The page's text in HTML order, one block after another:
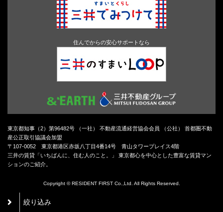
絞り込み
住んでからの安心サポートなら
東京都知事（2）第96482号 （一社） 不動産流通経営協会会員 （公社） 首都圏不動
産公正取引協議会加盟
〒107-0052 東京都港区赤坂八丁目4番14号 青山タワープレイス4階
三井の賃貸「いちばんに、住む人のこと。」 東京都心を中心とした豊富な賃貸マン
ションのご紹介。
Copyright © RESIDENT FIRST Co.,Ltd. All Rights Reserved.